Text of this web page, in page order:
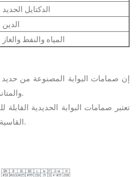
الدكتايل الحديد
الدين
المياه والنفط والغاز
والمتانة، مما يجعلها مناسبة للتطبيقات الصعبة.
القاسية حيث قد تتعرض للمواد المسببة للتآكل.